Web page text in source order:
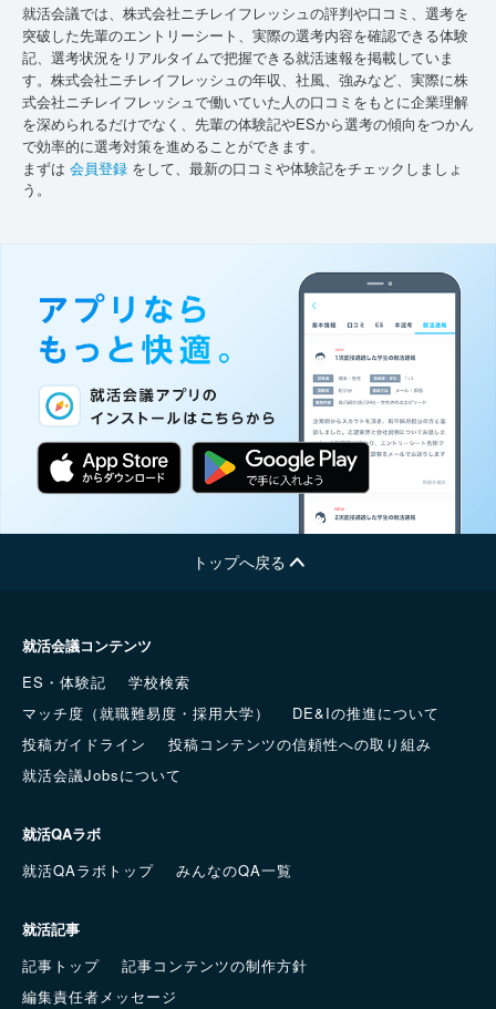
就活会議では、株式会社ニチレイフレッシュの評判や口コミ、選考を
突破した先輩のエントリーシート、実際の選考内容を確認できる体験
記、選考状況をリアルタイムで把握できる就活速報を掲載していま
す。株式会社ニチレイフレッシュの年収、社風、強みなど、実際に株
式会社ニチレイフレッシュで働いていた人の口コミをもとに企業理解
を深められるだけでなく、先輩の体験記やESから選考の傾向をつかん
で効率的に選考対策を進めることができます。
まずは 会員登録 をして、最新の口コミや体験記をチェックしましょ
う。
トップへ戻る
就活会議コンテンツ
ES・体験記
学校検索
マッチ度（就職難易度・採用大学）
DE&Iの推進について
投稿ガイドライン
投稿コンテンツの信頼性への取り組み
就活会議Jobsについて
就活QAラボ
就活QAラボトップ
みんなのQA一覧
就活記事
記事トップ
記事コンテンツの制作方針
編集責任者メッセージ